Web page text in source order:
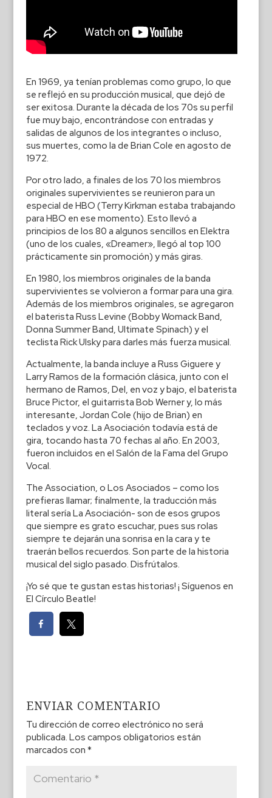
En 1969, ya tenían problemas como grupo, lo que
se reflejó en su producción musical, que dejó de
ser exitosa. Durante la década de los 70s su perfil
fue muy bajo, encontrándose con entradas y
salidas de algunos de los integrantes o incluso,
sus muertes, como la de Brian Cole en agosto de
1972.
Por otro lado, a finales de los 70 los miembros
originales supervivientes se reunieron para un
especial de HBO (Terry Kirkman estaba trabajando
para HBO en ese momento). Esto llevó a
principios de los 80 a algunos sencillos en Elektra
(uno de los cuales, «Dreamer», llegó al top 100
prácticamente sin promoción) y más giras.
En 1980, los miembros originales de la banda
supervivientes se volvieron a formar para una gira.
Además de los miembros originales, se agregaron
el baterista Russ Levine (Bobby Womack Band,
Donna Summer Band, Ultimate Spinach) y el
teclista Rick Ulsky para darles más fuerza musical.
Actualmente, la banda incluye a Russ Giguere y
Larry Ramos de la formación clásica, junto con el
hermano de Ramos, Del, en voz y bajo, el baterista
Bruce Pictor, el guitarrista Bob Werner y, lo más
interesante, Jordan Cole (hijo de Brian) en
teclados y voz. La Asociación todavía está de
gira, tocando hasta 70 fechas al año. En 2003,
fueron incluidos en el Salón de la Fama del Grupo
Vocal.
The Association, o Los Asociados – como los
prefieras llamar; finalmente, la traducción más
literal sería La Asociación- son de esos grupos
que siempre es grato escuchar, pues sus rolas
siempre te dejarán una sonrisa en la cara y te
traerán bellos recuerdos. Son parte de la historia
musical del siglo pasado. Disfrútalos.
¡Yo sé que te gustan estas historias! ¡ Síguenos en
El Círculo Beatle!
ENVIAR COMENTARIO
Tu dirección de correo electrónico no será
publicada. Los campos obligatorios están
marcados con *